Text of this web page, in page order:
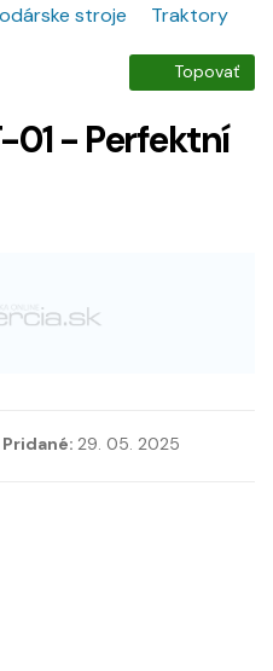
stroje Traktory
Topovať
01 - Perfektní
Pridané: 29. 05. 2025